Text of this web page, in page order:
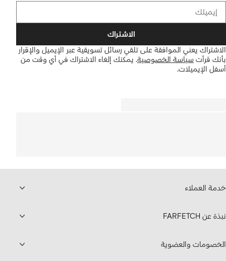
الاشتراك
الاشتراك يعني الموافقة على تلقي رسائل تسويقية عبر الإيميل والإقرار
بأنك قرأت سياسة الخصوصية. يمكنك إلغاء الاشتراك في أي وقت من
أسفل الإيميلات.
خدمة العملاء
نبذة عن FARFETCH
الخصومات والعضوية